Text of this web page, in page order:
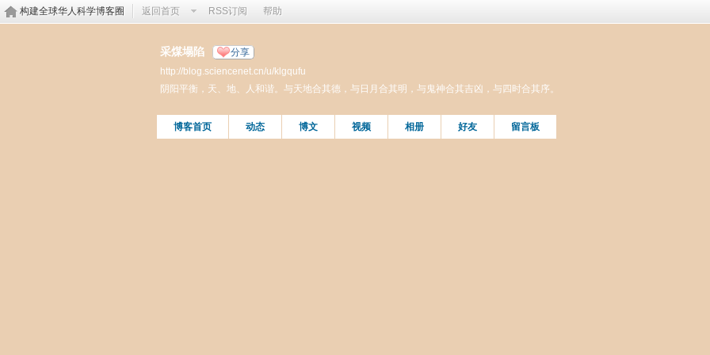
构建全球华人科学博客圈 返回首页 RSS订阅 帮助
采煤塌陷 分享
http://blog.sciencenet.cn/u/klgqufu
阴阳平衡，天、地、人和谐。与天地合其德，与日月合其明，与鬼神合其吉凶，与四时合其序。
博客首页 动态 博文 视频 相册 好友 留言板